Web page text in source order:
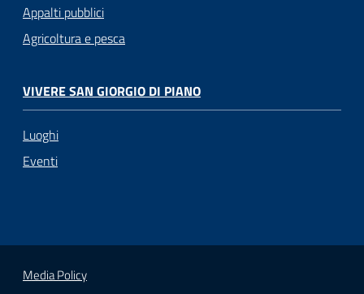
Appalti pubblici
Agricoltura e pesca
VIVERE SAN GIORGIO DI PIANO
Luoghi
Eventi
Media Policy